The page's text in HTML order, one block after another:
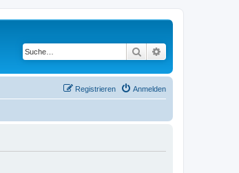
Suche
Anmelden
Registrieren